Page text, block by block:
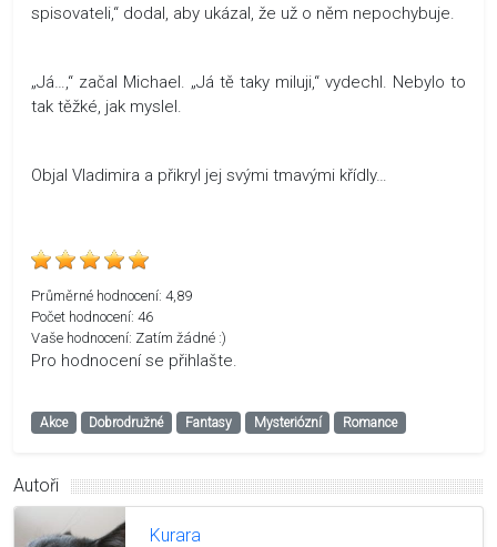
spisovateli,“ dodal, aby ukázal, že už o něm nepochybuje.
„Já…,“ začal Michael. „Já tě taky miluji,“ vydechl. Nebylo to
tak těžké, jak myslel.
Objal Vladimira a přikryl jej svými tmavými křídly…
Průměrné hodnocení: 4,89
Počet hodnocení: 46
Vaše hodnocení: Zatím žádné :)
Pro hodnocení se přihlašte.
Akce Dobrodružné Fantasy Mysteriózní Romance
Autoři
Kurara